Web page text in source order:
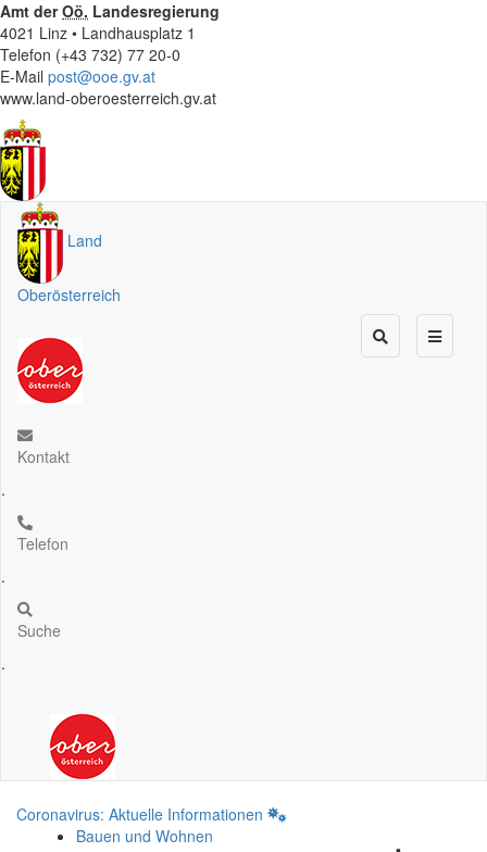
Amt derOö. Landesregierung
4021 Linz • Landhausplatz 1
Telefon (+43 732) 77 20-0
E-Mail post@ooe.gv.at
www.land-oberoesterreich.gv.at
Land
Oberösterreich
Kontakt
.
Telefon
.
Suche
.
Coronavirus: Aktuelle Informationen
Bauen und Wohnen